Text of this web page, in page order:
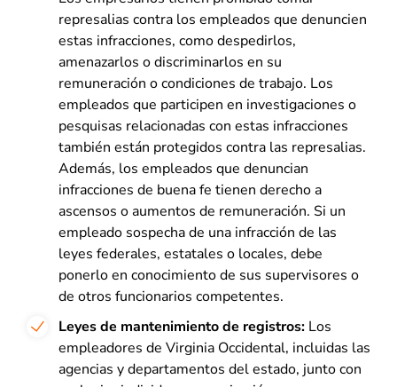
represalias contra los empleados que denuncien
estas infracciones, como despedirlos,
amenazarlos o discriminarlos en su
remuneración o condiciones de trabajo. Los
empleados que participen en investigaciones o
pesquisas relacionadas con estas infracciones
también están protegidos contra las represalias.
Además, los empleados que denuncian
infracciones de buena fe tienen derecho a
ascensos o aumentos de remuneración. Si un
empleado sospecha de una infracción de las
leyes federales, estatales o locales, debe
ponerlo en conocimiento de sus supervisores o
de otros funcionarios competentes.
Leyes de mantenimiento de registros: Los
empleadores de Virginia Occidental, incluidas las
agencias y departamentos del estado, junto con